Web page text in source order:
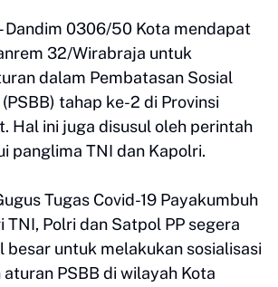
Dandim 0306/50 Kota mendapat
32/Wirabraja untuk
dalam Pembatasan Sosial
tahap ke-2 di Provinsi
Hal ini juga disusul oleh perintah
panglima TNI dan Kapolri.
Tugas Covid-19 Payakumbuh
Polri dan Satpol PP segera
besar untuk melakukan sosialisasi
PSBB di wilayah Kota